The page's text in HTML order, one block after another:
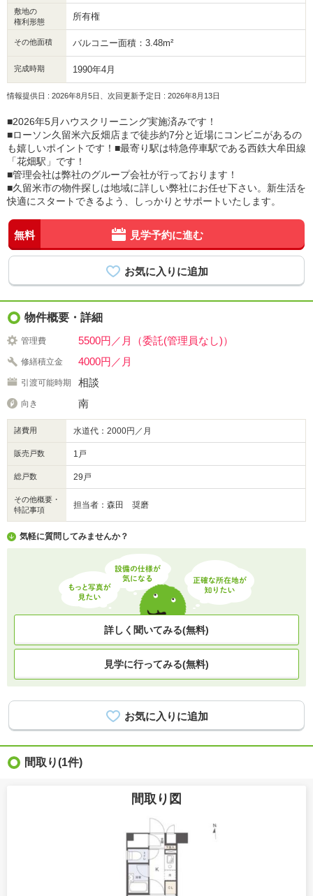
敷地の
権利形態
所有権
その他面積 バルコニー面積：3.48m²
完成時期 1990年4月
情報提供日 : 2026年8月5日、次回更新予定日 : 2026年8月13日
■2026年5月ハウスクリーニング実施済みです！
■ローソン久留米六反畑店まで徒歩約7分と近場にコンビニがあるの
も嬉しいポイントです！■最寄り駅は特急停車駅である西鉄大牟田線
「花畑駅」です！
■管理会社は弊社のグループ会社が行っております！
■久留米市の物件探しは地域に詳しい弊社にお任せ下さい。新生活を
快適にスタートできるよう、しっかりとサポートいたします。
無料 見学予約に進む
物件概要・詳細
管理費 5500円／月（委託(管理員なし)）
修繕積立金 4000円／月
引渡可能時期 相談
向き 南
諸費用 水道代：2000円／月
販売戸数 1戸
総戸数 29戸
その他概要・
特記事項
担当者：森田 奨磨
気軽に質問してみませんか？
詳しく聞いてみる(無料)
見学に行ってみる(無料)
間取り(1件)
間取り図